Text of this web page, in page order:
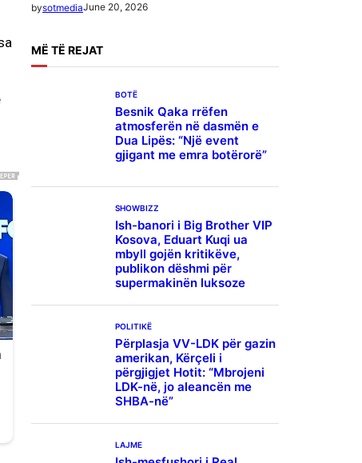
bysotmediaJune 20, 2026
MË TË REJAT
BOTË
Besnik Qaka rrëfen
atmosferën në dasmën e
Dua Lipës: “Një event
gjigant me emra botërorë”
SHOWBIZZ
Ish-banori i Big Brother VIP
Kosova, Eduart Kuqi ua
mbyll gojën kritikëve,
publikon dëshmi për
supermakinën luksoze
POLITIKË
Përplasja VV-LDK për gazin
amerikan, Kërçeli i
përgjigjet Hotit: “Mbrojeni
LDK-në, jo aleancën me
SHBA-në”
LAJME